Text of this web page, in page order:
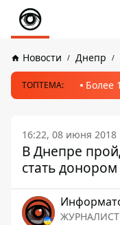
Новости Днепр
ТОПТЕМА: Более
16:22, 08 июня 2018
В Днепре
стать донором
ЖУРНАЛИСТ